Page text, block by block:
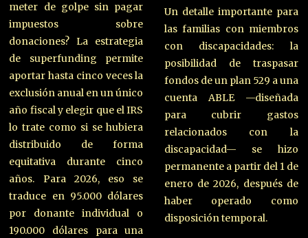
meter de golpe sin pagar
impuestos sobre
donaciones? La estrategia
de superfunding permite
aportar hasta cinco veces la
exclusión anual en un único
año fiscal y elegir que el IRS
lo trate como si se hubiera
distribuido de forma
equitativa durante cinco
años. Para 2026, eso se
traduce en 95.000 dólares
por donante individual o
190.000 dólares para una
Un detalle importante para
las familias con miembros
con discapacidades: la
posibilidad de traspasar
fondos de un plan 529 a una
cuenta ABLE —diseñada
para cubrir gastos
relacionados con la
discapacidad— se hizo
permanente a partir del 1 de
enero de 2026, después de
haber operado como
disposición temporal.